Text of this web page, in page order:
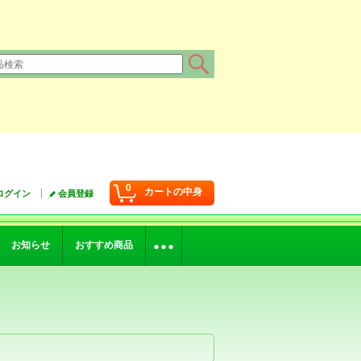
0 カートの中身
グイン 会員登録
お知らせ おすすめ商品